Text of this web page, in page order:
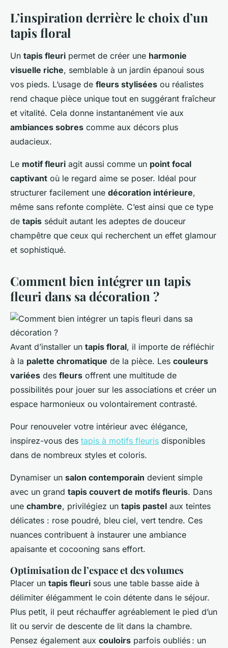
L’inspiration derrière le choix d’un
tapis floral
Un tapis fleuri permet de créer une harmonie
visuelle riche, semblable à un jardin épanoui sous
vos pieds. L’usage de fleurs stylisées ou réalistes
rend chaque pièce unique tout en suggérant fraîcheur
et vitalité. Cela donne instantanément vie aux
ambiances sobres comme aux décors plus
audacieux.
Le motif fleuri agit aussi comme un point focal
captivant où le regard aime se poser. Idéal pour
structurer facilement une décoration intérieure,
même sans refonte complète. C’est ainsi que ce type
de tapis séduit autant les adeptes de douceur
champêtre que ceux qui recherchent un effet glamour
et sophistiqué.
Comment bien intégrer un tapis
fleuri dans sa décoration ?
Avant d’installer un tapis floral, il importe de réfléchir
à la palette chromatique de la pièce. Les couleurs
variées des fleurs offrent une multitude de
possibilités pour jouer sur les associations et créer un
espace harmonieux ou volontairement contrasté.
Pour renouveler votre intérieur avec élégance,
inspirez-vous des tapis à motifs fleuris disponibles
dans de nombreux styles et coloris.
Dynamiser un salon contemporain devient simple
avec un grand tapis couvert de motifs fleuris. Dans
une chambre, privilégiez un tapis pastel aux teintes
délicates : rose poudré, bleu ciel, vert tendre. Ces
nuances contribuent à instaurer une ambiance
apaisante et cocooning sans effort.
Optimisation de l’espace et des volumes
Placer un tapis fleuri sous une table basse aide à
délimiter élégamment le coin détente dans le séjour.
Plus petit, il peut réchauffer agréablement le pied d’un
lit ou servir de descente de lit dans la chambre.
Pensez également aux couloirs parfois oubliés : un